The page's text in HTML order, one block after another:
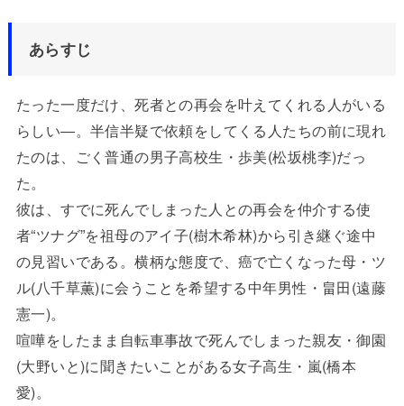
あらすじ
たった一度だけ、死者との再会を叶えてくれる人がいる
らしい―。半信半疑で依頼をしてくる人たちの前に現れ
たのは、ごく普通の男子高校生・歩美(松坂桃李)だっ
た。
彼は、すでに死んでしまった人との再会を仲介する使
者“ツナグ”を祖母のアイ子(樹木希林)から引き継ぐ途中
の見習いである。横柄な態度で、癌で亡くなった母・ツ
ル(八千草薫)に会うことを希望する中年男性・畠田(遠藤
憲一)。
喧嘩をしたまま自転車事故で死んでしまった親友・御園
(大野いと)に聞きたいことがある女子高生・嵐(橋本
愛)。